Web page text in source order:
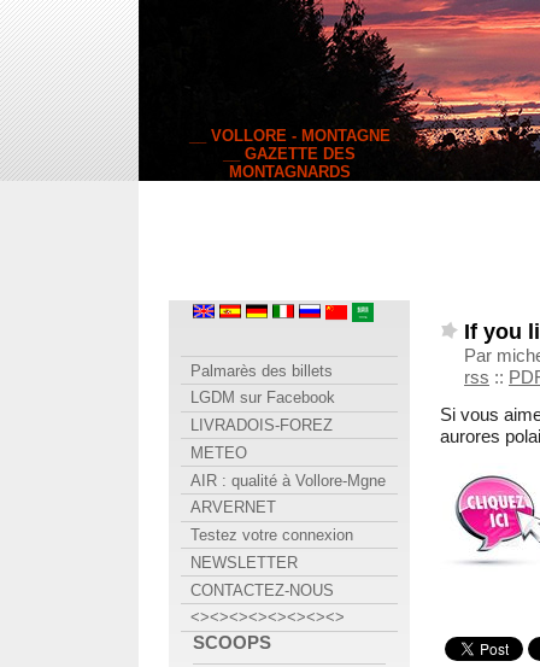
__ VOLLORE - MONTAGNE
__ GAZETTE DES
MONTAGNARDS
If you
Par
rss ::
Si vous
aurores
Palmarès des billets
LGDM sur Facebook
LIVRADOIS-FOREZ
METEO
AIR : qualité à Vollore-Mgne
ARVERNET
Testez votre connexion
NEWSLETTER
CONTACTEZ-NOUS
<><><><><><><><>
SCOOPS